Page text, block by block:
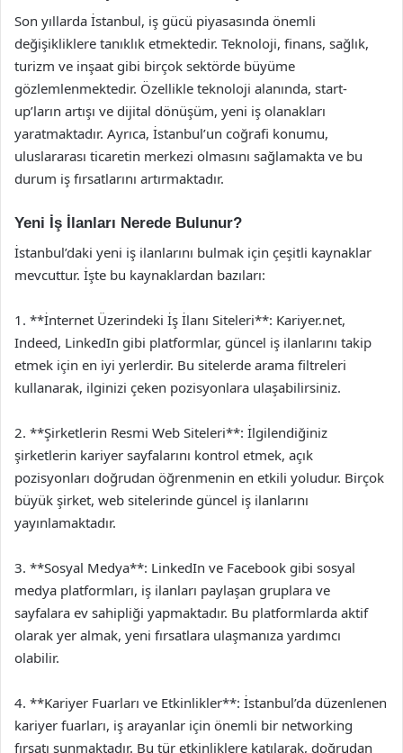
Son yıllarda İstanbul, iş gücü piyasasında önemli
değişikliklere tanıklık etmektedir. Teknoloji, finans, sağlık,
turizm ve inşaat gibi birçok sektörde büyüme
gözlemlenmektedir. Özellikle teknoloji alanında, start-
up’ların artışı ve dijital dönüşüm, yeni iş olanakları
yaratmaktadır. Ayrıca, İstanbul’un coğrafi konumu,
uluslararası ticaretin merkezi olmasını sağlamakta ve bu
durum iş fırsatlarını artırmaktadır.
Yeni İş İlanları Nerede Bulunur?
İstanbul’daki yeni iş ilanlarını bulmak için çeşitli kaynaklar
mevcuttur. İşte bu kaynaklardan bazıları:
1. **İnternet Üzerindeki İş İlanı Siteleri**: Kariyer.net,
Indeed, LinkedIn gibi platformlar, güncel iş ilanlarını takip
etmek için en iyi yerlerdir. Bu sitelerde arama filtreleri
kullanarak, ilginizi çeken pozisyonlara ulaşabilirsiniz.
2. **Şirketlerin Resmi Web Siteleri**: İlgilendiğiniz
şirketlerin kariyer sayfalarını kontrol etmek, açık
pozisyonları doğrudan öğrenmenin en etkili yoludur. Birçok
büyük şirket, web sitelerinde güncel iş ilanlarını
yayınlamaktadır.
3. **Sosyal Medya**: LinkedIn ve Facebook gibi sosyal
medya platformları, iş ilanları paylaşan gruplara ve
sayfalara ev sahipliği yapmaktadır. Bu platformlarda aktif
olarak yer almak, yeni fırsatlara ulaşmanıza yardımcı
olabilir.
4. **Kariyer Fuarları ve Etkinlikler**: İstanbul’da düzenlenen
kariyer fuarları, iş arayanlar için önemli bir networking
fırsatı sunmaktadır. Bu tür etkinliklere katılarak, doğrudan